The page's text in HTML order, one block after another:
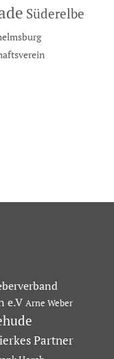
Süderelbe
e.V Arne Weber
Partner